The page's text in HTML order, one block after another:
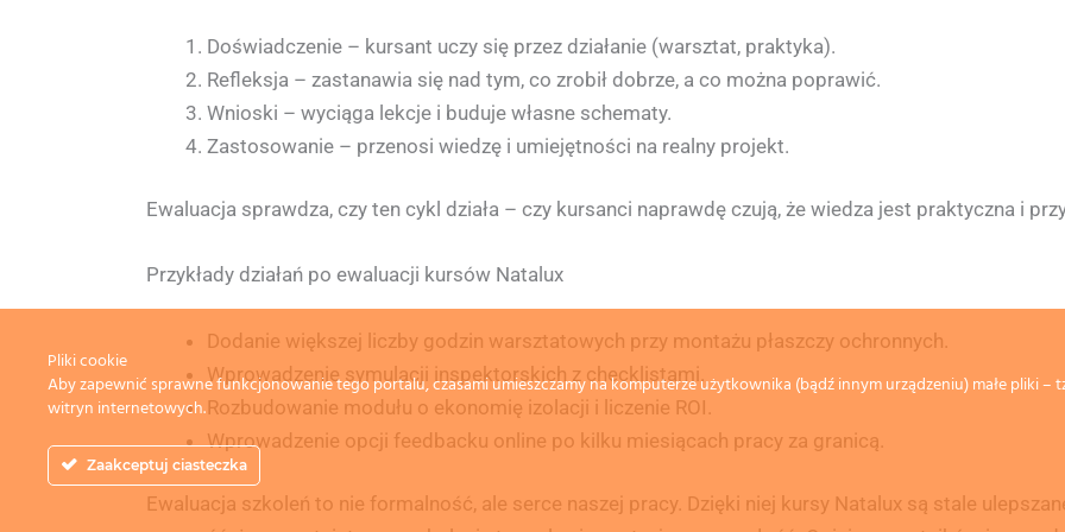
Doświadczenie – kursant uczy się przez działanie (warsztat, praktyka).
Refleksja – zastanawia się nad tym, co zrobił dobrze, a co można poprawić.
Wnioski – wyciąga lekcje i buduje własne schematy.
Zastosowanie – przenosi wiedzę i umiejętności na realny projekt.
Ewaluacja sprawdza, czy ten cykl działa – czy kursanci naprawdę czują, że wiedza jest praktyczna i
Przykłady działań po ewaluacji kursów Natalux
Dodanie większej liczby godzin warsztatowych przy montażu płaszczy ochronnych.
Wprowadzenie symulacji inspektorskich z checklistami.
Rozbudowanie modułu o ekonomię izolacji i liczenie ROI.
Wprowadzenie opcji feedbacku online po kilku miesiącach pracy za granicą.
Ewaluacja szkoleń to nie formalność, ale serce naszej pracy. Dzięki niej kursy Natalux są stale
Pliki cookie
Aby zapewnić sprawne funkcjonowanie tego portalu, czasami umieszczamy na komputerze użytkownika (bądź innym urządzeniu) małe pliki –
witryn internetowych.
Zaakceptuj ciasteczka